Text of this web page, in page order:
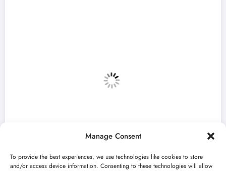
Manage Consent
To provide the best experiences, we use technologies like cookies to store
and/or access device information. Consenting to these technologies will allow